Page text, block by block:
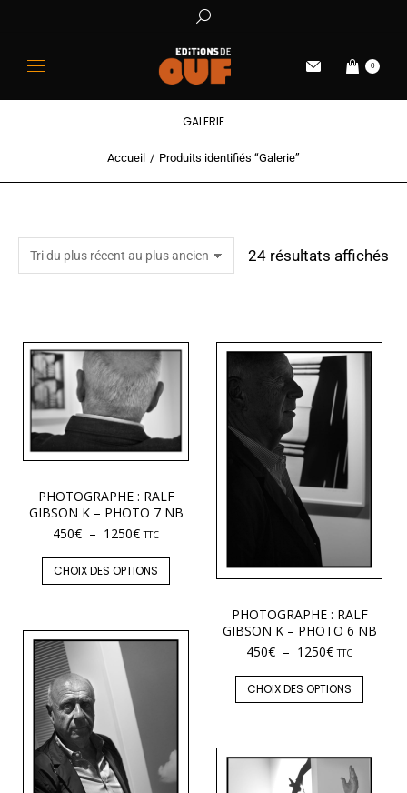
0
GALERIE
Vous êtes ici :Accueil Produits identifiés “Galerie”
24 résultats affichés
PHOTOGRAPHE : RALF
GIBSON K – PHOTO 7 NB
450€ – 1250€ TTC
CHOIX DES OPTIONS
PHOTOGRAPHE : RALF
GIBSON K – PHOTO 6 NB
450€ – 1250€ TTC
CHOIX DES OPTIONS